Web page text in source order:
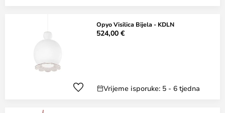
Opyo Visilica Bijela - KDLN
524,00 €
Vrijeme isporuke: 5 - 6 tjedna